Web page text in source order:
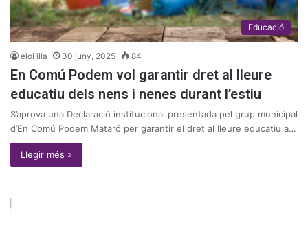
Educació
eloi illa 30 juny, 2025 84
En Comú Podem vol garantir dret al lleure
educatiu dels nens i nenes durant l’estiu
S’aprova una Declaració institucional presentada pel grup municipal
d’En Comú Podem Mataró per garantir el dret al lleure educatiu a…
Llegir més »